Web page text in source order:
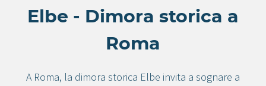
Elbe - Dimora storica a
Roma
A Roma, la dimora storica Elbe invita a sognare a